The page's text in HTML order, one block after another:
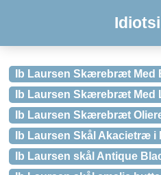
Ib Laursen Skærebræt Med
Ib Laursen Skærebræt
Ib Laursen Skærebræt
Ib Laursen Skål Akacietræ i
Ib Laursen skål Antique